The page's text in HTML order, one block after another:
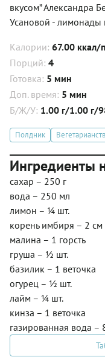
вкусом” Александра
Усановой - лимонады
Калории: 67.00 ккал/
Порций: 4
Готовка: 5 мин
Доп. время: 5 мин
Б/Ж/У: 1.00 г/1.00 г/
Полдник
Ингредиенты
сахар – 250 г
вода – 250 мл
лимон – ¼ шт.
корень имбиря – 2 см
малина – 1 горсть
груша – ½ шт.
базилик – 1 веточка
огурец – ½ шт.
лайм – ¼ шт.
кинза – 1 веточка
газированная вода –